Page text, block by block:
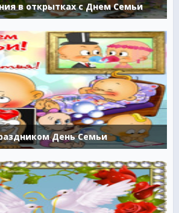
в открытках с Днем Семьи
День Семьи